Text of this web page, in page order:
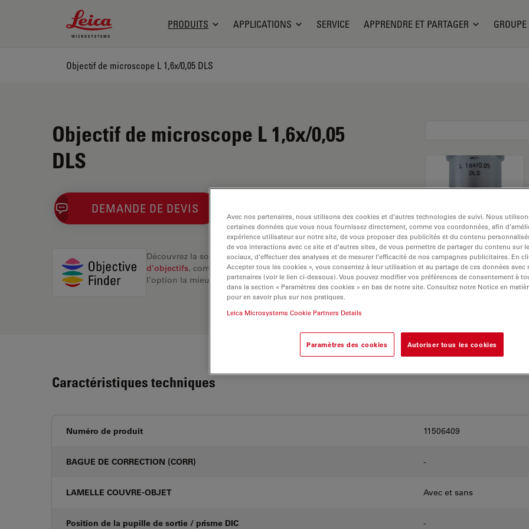
Leica Microsystems Logo
PRODUITS APPLICATIONS SERVICE APPRENDRE ET PARTAGER GROUPE
Objectif de microscope L 1,6x/0,05 DLS
Objectif de microscope L 1,6x/0,05
DLS
DEMANDE DE DEVIS
Découvrez la solution idéale. Explorez notresélecteur
d’objectifs, comparez les alternatives et trouvez
l’option la mieux adaptée à vos besoins.
Caractéristiques techniques
Numéro de produit 11506409
BAGUE DE CORRECTION (CORR) -
LAMELLE COUVRE-OBJET Avec et sans
Position de la pupille de sortie / prisme DIC -
Avec nos partenaires, nous utilisons des cookies et d’autres technologies de suivi. Nous
certaines données que vous nous fournissez directement, comme vos coordonnées, afin
expérience utilisateur sur notre site, de vous proposer des publicités et du contenu
de vos interactions avec ce site et d’autres sites, de vous permettre de partager du contenu sur
sociaux, d’effectuer des analyses et de mesurer l’efficacité de nos campagnes publicitaires. En
Accepter tous les cookies », vous consentez à leur utilisation et au partage de ces données avec
partenaires (voir le lien ci-dessous). Vous pouvez modifier vos préférences de consentement à
dans la section « Paramètres des cookies » en bas de notre site. Consultez notre Notice en
pour en savoir plus sur nos pratiques.
Leica Microsystems Cookie Partners Details
Paramètres des cookies Autoriser tous les cookies